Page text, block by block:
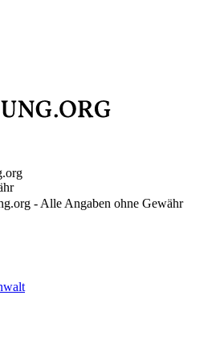
- Alle Angaben ohne Gewähr